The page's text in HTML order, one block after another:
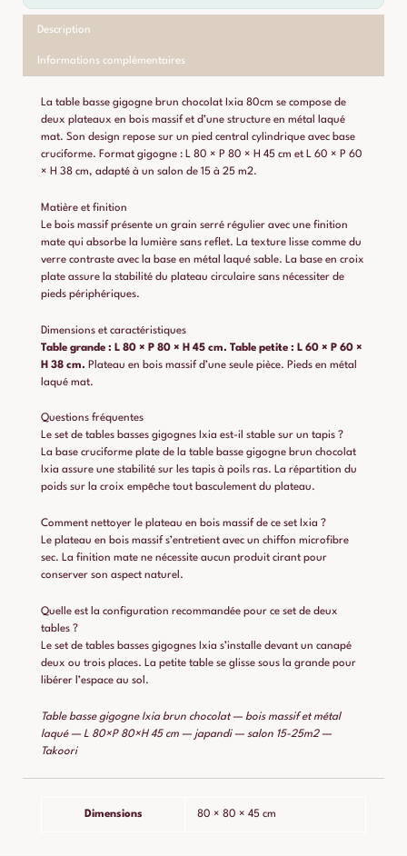
Description
Informations complémentaires
La table basse gigogne brun chocolat Ixia 80cm se compose de
deux plateaux en bois massif et d’une structure en métal laqué
mat. Son design repose sur un pied central cylindrique avec base
cruciforme. Format gigogne : L 80 × P 80 × H 45 cm et L 60 × P 60
× H 38 cm, adapté à un salon de 15 à 25 m2.
Matière et finition
Le bois massif présente un grain serré régulier avec une finition
mate qui absorbe la lumière sans reflet. La texture lisse comme du
verre contraste avec la base en métal laqué sable. La base en croix
plate assure la stabilité du plateau circulaire sans nécessiter de
pieds périphériques.
Dimensions et caractéristiques
Table grande : L 80 × P 80 × H 45 cm. Table petite : L 60 × P 60 ×
H 38 cm. Plateau en bois massif d’une seule pièce. Pieds en métal
laqué mat.
Questions fréquentes
Le set de tables basses gigognes Ixia est-il stable sur un tapis ?
La base cruciforme plate de la table basse gigogne brun chocolat
Ixia assure une stabilité sur les tapis à poils ras. La répartition du
poids sur la croix empêche tout basculement du plateau.
Comment nettoyer le plateau en bois massif de ce set Ixia ?
Le plateau en bois massif s’entretient avec un chiffon microfibre
sec. La finition mate ne nécessite aucun produit cirant pour
conserver son aspect naturel.
Quelle est la configuration recommandée pour ce set de deux
tables ?
Le set de tables basses gigognes Ixia s’installe devant un canapé
deux ou trois places. La petite table se glisse sous la grande pour
libérer l’espace au sol.
Table basse gigogne Ixia brun chocolat — bois massif et métal
laqué — L 80×P 80×H 45 cm — japandi — salon 15-25m2 —
Takoori
Dimensions 80 × 80 × 45 cm